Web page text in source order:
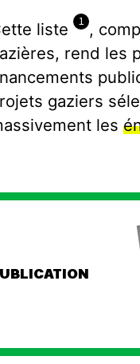
liste 1 ,
rend les
gaziers
les